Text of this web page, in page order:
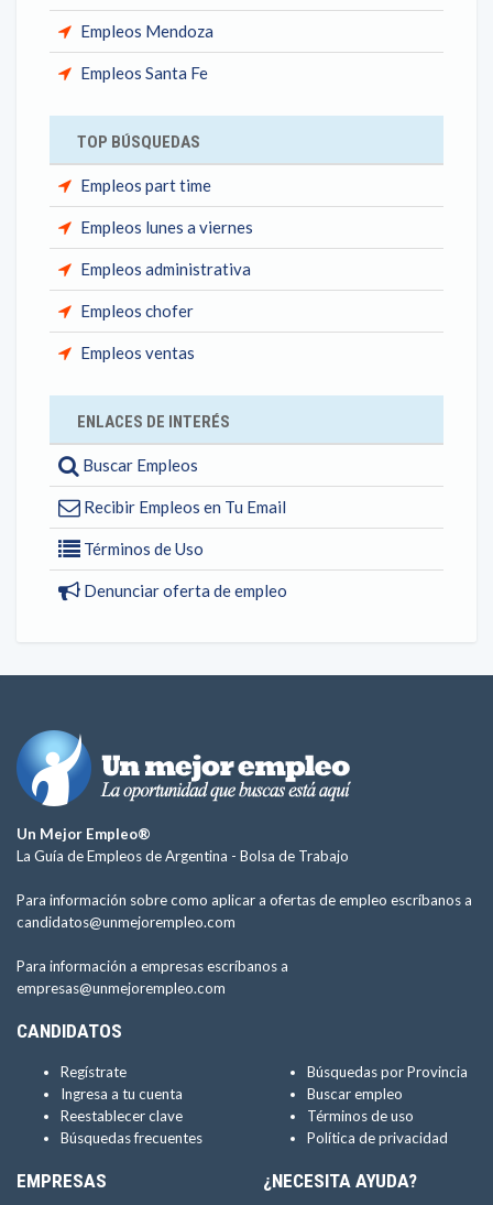
Empleos Mendoza
Empleos Santa Fe
TOP BÚSQUEDAS
Empleos part time
Empleos lunes a viernes
Empleos administrativa
Empleos chofer
Empleos ventas
ENLACES DE INTERÉS
Buscar Empleos
Recibir Empleos en Tu Email
Términos de Uso
Denunciar oferta de empleo
Un Mejor Empleo®
La Guía de Empleos de Argentina - Bolsa de Trabajo
Para información sobre como aplicar a ofertas de empleo escríbanos a
candidatos@unmejorempleo.com
Para información a empresas escríbanos a
empresas@unmejorempleo.com
CANDIDATOS
Regístrate
Ingresa a tu cuenta
Reestablecer clave
Búsquedas frecuentes
Búsquedas por Provincia
Buscar empleo
Términos de uso
Política de privacidad
EMPRESAS ¿NECESITA AYUDA?